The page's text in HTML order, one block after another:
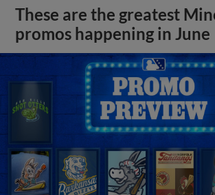
These are the greatest
promos happening in June